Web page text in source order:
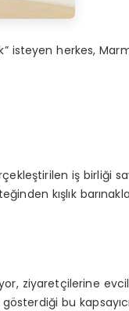
isteyen herkes,
iş birliği
kışlık
ziyaretçilerine evcil
gösterdiği bu